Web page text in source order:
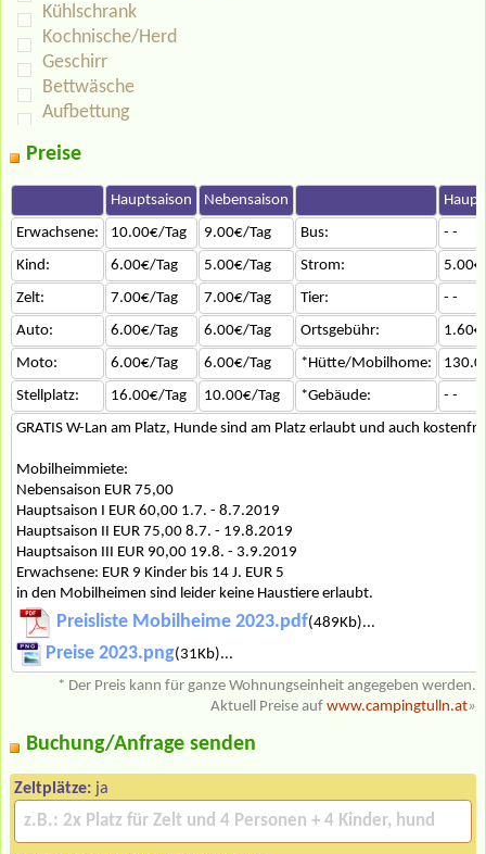
Kühlschrank
Kochnische/Herd
Geschirr
Bettwäsche
Aufbettung
Preise
Hauptsaison Nebensaison
Erwachsene:
10.00€/Tag 9.00€/Tag Bus:
- -
Kind:
6.00€/Tag 5.00€/Tag Strom:
Zelt:
7.00€/Tag 7.00€/Tag Tier:
- -
Auto:
6.00€/Tag 6.00€/Tag Ortsgebühr:
Moto:
6.00€/Tag 6.00€/Tag *Hütte/Mobilhome:
Stellplatz:
16.00€/Tag 10.00€/Tag *Gebäude:
- -
GRATIS W-Lan am Platz, Hunde sind am Platz erlaubt und auch
Mobilheimmiete:
Nebensaison EUR 75,00
Hauptsaison I EUR 60,00 1.7. - 8.7.2019
Hauptsaison II EUR 75,00 8.7. - 19.8.2019
Hauptsaison III EUR 90,00 19.8. - 3.9.2019
Erwachsene: EUR 9 Kinder bis 14 J. EUR 5
in den Mobilheimen sind leider keine Haustiere erlaubt.
Preisliste Mobilheime 2023.pdf(489Kb)...
Preise 2023.png(31Kb)...
* Der Preis kann für ganze Wohnungseinheit angegeben werden.
Aktuell Preise auf www.campingtulln.at»
Buchung/Anfrage senden
Zeltplätze: ja